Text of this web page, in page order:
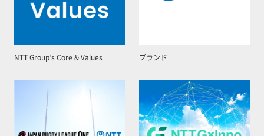
NTT Group’s Core & Values ブランド